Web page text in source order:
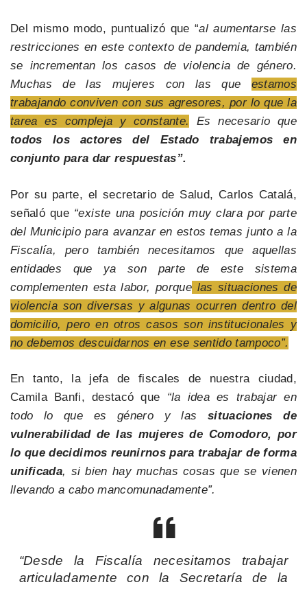
Del mismo modo, puntualizó que “al aumentarse las
restricciones en este contexto de pandemia, también
se incrementan los casos de violencia de género.
Muchas de las mujeres con las que estamos
trabajando conviven con sus agresores, por lo que la
tarea es compleja y constante.
Es necesario que
todos los actores del Estado trabajemos en
conjunto para dar respuestas”.
Por su parte, el secretario de Salud, Carlos Catalá,
señaló que “existe una posición muy clara por parte
del Municipio para avanzar en estos temas junto a la
Fiscalía, pero también necesitamos que aquellas
entidades que ya son parte de este sistema
complementen esta labor, porque las situaciones de
violencia son diversas y algunas ocurren dentro del
domicilio, pero en otros casos son institucionales y
no debemos descuidarnos en ese sentido tampoco”.
En tanto, la jefa de fiscales de nuestra ciudad,
Camila Banfi, destacó que “la idea es trabajar en
todo lo que es género y las situaciones de
vulnerabilidad de las mujeres de Comodoro, por
lo que decidimos reunirnos para trabajar de forma
unificada, si bien hay muchas cosas que se vienen
llevando a cabo mancomunadamente”.
“Desde la Fiscalía necesitamos trabajar
articuladamente con la Secretaría de la